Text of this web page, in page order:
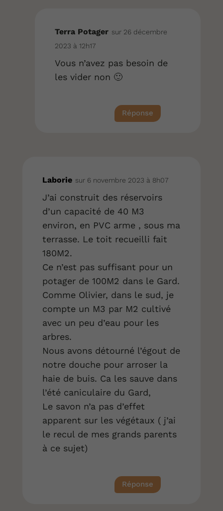
Terra Potager sur 26 décembre
2023 à 12h17
Vous n’avez pas besoin de
les vider non 🙂
Réponse
Laborie sur 6 novembre 2023 à 8h07
J’ai construit des réservoirs
d’un capacité de 40 M3
environ, en PVC arme , sous ma
terrasse. Le toit recueilli fait
180M2.
Ce n’est pas suffisant pour un
potager de 100M2 dans le Gard.
Comme Olivier, dans le sud, je
compte un M3 par M2 cultivé
avec un peu d’eau pour les
arbres.
Nous avons détourné l’égout de
notre douche pour arroser la
haie de buis. Ca les sauve dans
l’été caniculaire du Gard,
Le savon n’a pas d’effet
apparent sur les végétaux ( j’ai
le recul de mes grands parents
à ce sujet)
Réponse